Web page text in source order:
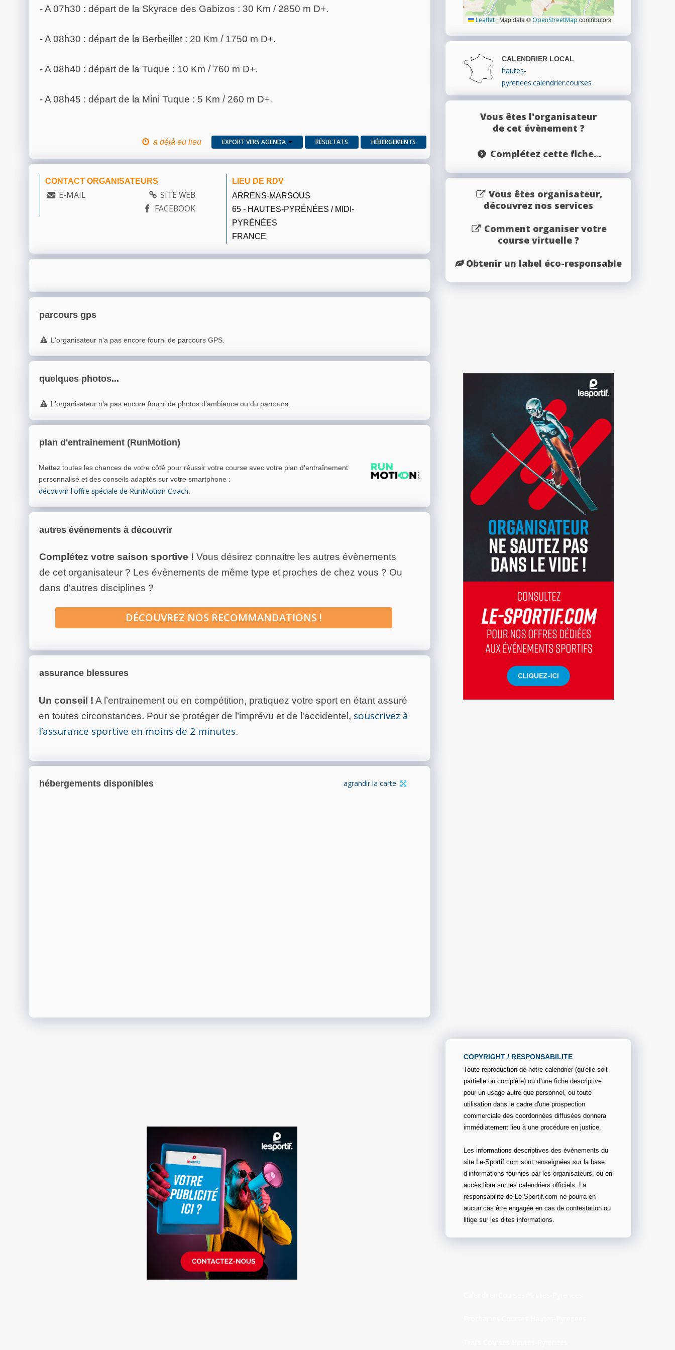
- A 07h30 : départ de la Skyrace des Gabizos : 30 Km / 2850 m D+.
- A 08h30 : départ de la Berbeillet : 20 Km / 1750 m D+.
- A 08h40 : départ de la Tuque : 10 Km / 760 m D+.
- A 08h45 : départ de la Mini Tuque : 5 Km / 260 m D+.
a déjà eu lieu EXPORT VERS AGENDA RÉSULTATS HÉBERGEMENTS
CONTACT ORGANISATEURS
E-MAIL
SITE WEB
FACEBOOK
LIEU DE RDV
ARRENS-MARSOUS
65 - HAUTES-PYRÉNÉES / MIDI-
PYRÉNÉES
FRANCE
parcours gps
L'organisateur n'a pas encore fourni de parcours GPS.
quelques photos...
L'organisateur n'a pas encore fourni de photos d'ambiance ou du parcours.
plan d'entrainement (RunMotion)
Mettez toutes les chances de votre côté pour réussir votre course avec votre plan d'entraînement
personnalisé et des conseils adaptés sur votre smartphone :
découvrir l'offre spéciale de RunMotion Coach.
autres évènements à découvrir
Complétez votre saison sportive ! Vous désirez connaitre les autres évènements
de cet organisateur ? Les évènements de même type et proches de chez vous ? Ou
dans d'autres disciplines ?
DÉCOUVREZ NOS RECOMMANDATIONS !
assurance blessures
Un conseil ! A l’entrainement ou en compétition, pratiquez votre sport en étant assuré
en toutes circonstances. Pour se protéger de l’imprévu et de l’accidentel, souscrivez à
l’assurance sportive en moins de 2 minutes.
hébergements disponibles agrandir la carte
Leaflet | Map data ©OpenStreetMap contributors
CALENDRIER LOCAL
hautes-
pyrenees.calendrier.courses
Vous êtes l'organisateur
de cet évènement ?
Complétez cette fiche...
Vous êtes organisateur,
découvrez nos services
Comment organiser votre
course virtuelle ?
Obtenir un label éco-responsable
COPYRIGHT / RESPONSABILITE
Toute reproduction de notre calendrier (qu'elle soit
partielle ou complète) ou d'une fiche descriptive
pour un usage autre que personnel, ou toute
utilisation dans le cadre d'une prospection
commerciale des coordonnées diffusées donnera
immédiatement lieu à une procédure en justice.
Les informations descriptives des évènements du
site Le-Sportif.com sont renseignées sur la base
d’informations fournies par les organisateurs, ou en
accès libre sur les calendriers officiels. La
responsabilité de Le-Sportif.com ne pourra en
aucun cas être engagée en cas de contestation ou
litige sur les dites informations.